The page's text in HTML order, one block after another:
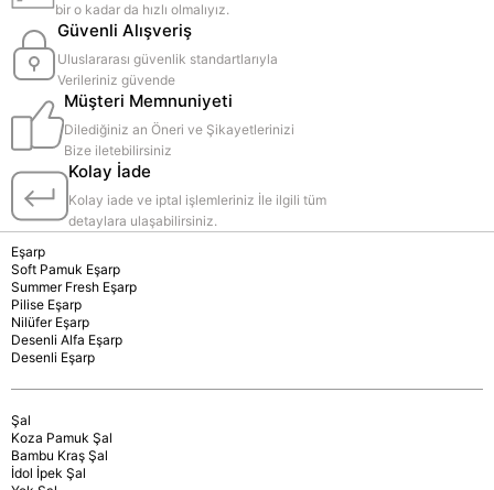
bir o kadar da hızlı olmalıyız.
Güvenli Alışveriş
Uluslararası güvenlik standartlarıyla
Verileriniz güvende
Müşteri Memnuniyeti
Dilediğiniz an Öneri ve Şikayetlerinizi
Bize iletebilirsiniz
Kolay İade
Kolay iade ve iptal işlemleriniz İle ilgili tüm
detaylara ulaşabilirsiniz.
Eşarp
Soft Pamuk Eşarp
Summer Fresh Eşarp
Pilise Eşarp
Nilüfer Eşarp
Desenli Alfa Eşarp
Desenli Eşarp
Şal
Koza Pamuk Şal
Bambu Kraş Şal
İdol İpek Şal